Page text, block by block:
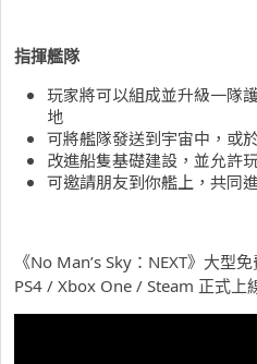
指揮艦隊
玩家將可以組成並升級一隊
地
可將艦隊發送到宇宙中，或
改進船隻基礎建設，並允許
可邀請朋友到你艦上，共同
《No Man’s Sky：NEXT》大型
PS4 / Xbox One / Steam 正式上